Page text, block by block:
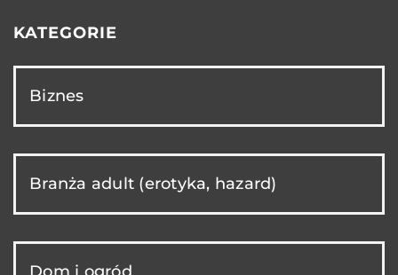
KATEGORIE
Biznes
Branża adult (erotyka, hazard)